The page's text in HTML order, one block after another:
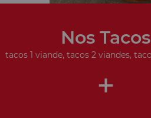
Nos Tacos
tacos 1 viande, tacos 2 viandes,
+